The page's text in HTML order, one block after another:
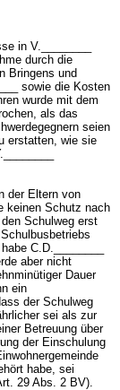
in V.________
durch die
Bringens und
sowie die Kosten
wurde mit dem
als das
seien
erstatten, wie sie
der Eltern von
keinen Schutz nach
Schulweg erst
C.D.________
aber nicht
Dauer
ein
der Schulweg
sei als zur
Betreuung über
der Einschulung
habe, sei
29 Abs. 2 BV).